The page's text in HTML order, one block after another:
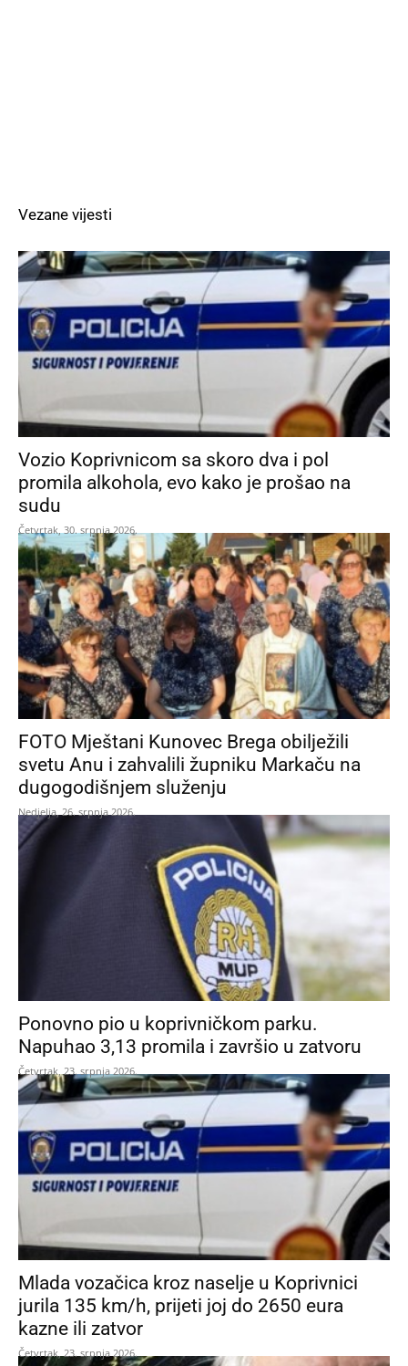
Vezane vijesti
Vozio Koprivnicom sa skoro dva i pol
promila alkohola, evo kako je prošao na
sudu
Četvrtak, 30. srpnja 2026.
FOTO Mještani Kunovec Brega obilježili
svetu Anu i zahvalili župniku Markaču na
dugogodišnjem služenju
Nedjelja, 26. srpnja 2026.
Ponovno pio u koprivničkom parku.
Napuhao 3,13 promila i završio u zatvoru
Četvrtak, 23. srpnja 2026.
Mlada vozačica kroz naselje u Koprivnici
jurila 135 km/h, prijeti joj do 2650 eura
kazne ili zatvor
Četvrtak, 23. srpnja 2026.